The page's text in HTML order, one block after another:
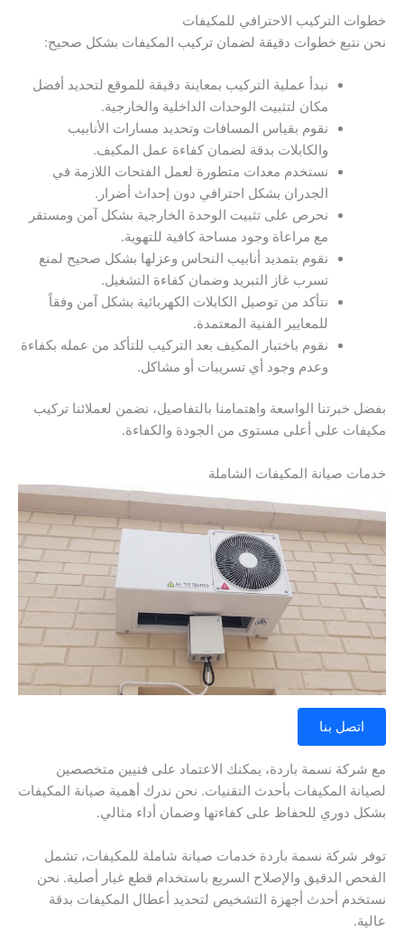
خطوات التركيب الاحترافي للمكيفات
نحن نتبع خطوات دقيقة لضمان تركيب المكيفات بشكل صحيح:
نبدأ عملية التركيب بمعاينة دقيقة للموقع لتحديد أفضل
مكان لتثبيت الوحدات الداخلية والخارجية.
نقوم بقياس المسافات وتحديد مسارات الأنابيب
والكابلات بدقة لضمان كفاءة عمل المكيف.
نستخدم معدات متطورة لعمل الفتحات اللازمة في
الجدران بشكل احترافي دون إحداث أضرار.
نحرص على تثبيت الوحدة الخارجية بشكل آمن ومستقر
مع مراعاة وجود مساحة كافية للتهوية.
نقوم بتمديد أنابيب النحاس وعزلها بشكل صحيح لمنع
تسرب غاز التبريد وضمان كفاءة التشغيل.
نتأكد من توصيل الكابلات الكهربائية بشكل آمن وفقاً
للمعايير الفنية المعتمدة.
نقوم باختبار المكيف بعد التركيب للتأكد من عمله بكفاءة
وعدم وجود أي تسريبات أو مشاكل.
بفضل خبرتنا الواسعة واهتمامنا بالتفاصيل، نضمن لعملائنا تركيب
مكيفات على أعلى مستوى من الجودة والكفاءة.
خدمات صيانة المكيفات الشاملة
اتصل بنا
مع شركة نسمة باردة، يمكنك الاعتماد على فنيين متخصصين
لصيانة المكيفات بأحدث التقنيات. نحن ندرك أهمية صيانة المكيفات
بشكل دوري للحفاظ على كفاءتها وضمان أداء مثالي.
توفر شركة نسمة باردة خدمات صيانة شاملة للمكيفات، تشمل
الفحص الدقيق والإصلاح السريع باستخدام قطع غيار أصلية. نحن
نستخدم أحدث أجهزة التشخيص لتحديد أعطال المكيفات بدقة
عالية.